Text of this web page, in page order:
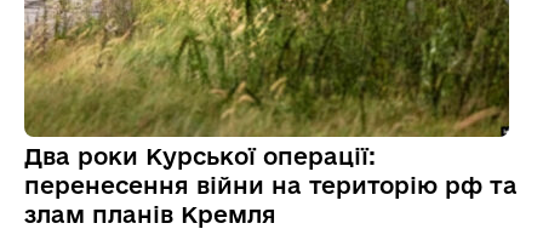
Два роки Курської операції:
перенесення війни на територію рф та
злам планів Кремля